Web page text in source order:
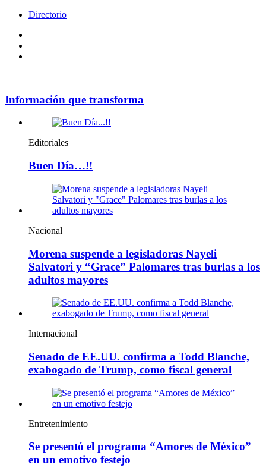
Directorio
Información que transforma
Editoriales
Buen Día…!!
Nacional
Morena suspende a legisladoras Nayeli
Salvatori y “Grace” Palomares tras burlas a los
adultos mayores
Internacional
Senado de EE.UU. confirma a Todd Blanche,
exabogado de Trump, como fiscal general
Entretenimiento
Se presentó el programa “Amores de México”
en un emotivo festejo